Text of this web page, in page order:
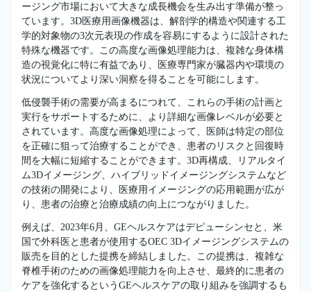
ージング市場において大きな成長機会を生み出す準備が整っ
ています。3D医療用画像機器は、解剖学的構造や関連する工
学的対象物の3次元表現の作成を容易にするように設計された
特殊な機器です。この高度な画像処理能力は、複雑な身体構
造の視覚化に特に有益であり、医療専門家が臓器内や環境の
状況についてより深い洞察を得ることを可能にします。
低侵襲手術の需要が高まるにつれて、これらの手術の計画と
実行をサポートするために、より詳細な画像レベルが必要と
されています。高度な画像処理によって、医師は特定の部位
を正確に狙って治療することができ、患者のリスクと回復時
間を大幅に短縮することができます。3D再構成、リアルタイ
ム3Dイメージング、ハイブリッドイメージングシステムなど
の技術の開発により、医療用イメージングの応用範囲が広が
り、患者の治療と治療成績の向上につながりました。
例えば、2023年6月、GEヘルスケアはデピューシンセと、米
国で外科医と患者が使用するOEC 3Dイメージングシステムの
販売を目的とした提携を締結しました。この提携は、複雑な
脊椎手術のための画像処理能力を向上させ、最終的に患者の
ケアを強化するというGEヘルスケアの取り組みを強調するも